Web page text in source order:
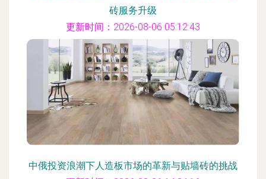
砖服务升级
更新时间：2026-08-06 05:12:43
中俄投资浪潮下人造板市场的革新与贴墙砖的挑战